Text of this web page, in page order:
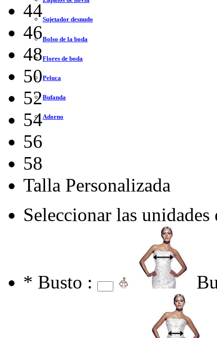
Sujetador desnudo
Bolso de la boda
Flores de boda
Peluca
Bufanda
Adorno
44
46
48
50
52
54
56
58
Talla Personalizada
Seleccionar las
* Busto :